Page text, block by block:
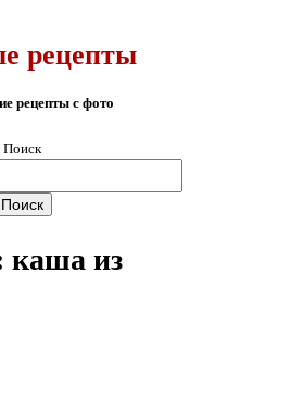
рецепты
рецепты с фото
Поиск
каша из